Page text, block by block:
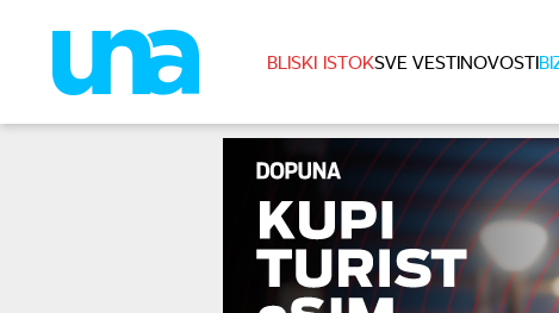
BLISKI ISTOKSVE VESTINOVOSTI